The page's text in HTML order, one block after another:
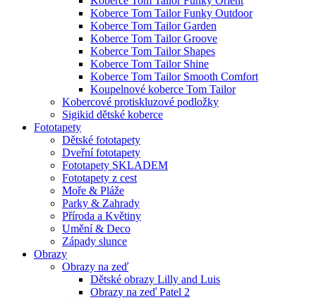
Koberce Tom Tailor Funky Outdoor
Koberce Tom Tailor Garden
Koberce Tom Tailor Groove
Koberce Tom Tailor Shapes
Koberce Tom Tailor Shine
Koberce Tom Tailor Smooth Comfort
Koupelnové koberce Tom Tailor
Kobercové protiskluzové podložky
Sigikid dětské koberce
Fototapety
Dětské fototapety
Dveřní fototapety
Fototapety SKLADEM
Fototapety z cest
Moře & Pláže
Parky & Zahrady
Příroda a Květiny
Umění & Deco
Západy slunce
Obrazy
Obrazy na zeď
Dětské obrazy Lilly and Luis
Obrazy na zeď Patel 2